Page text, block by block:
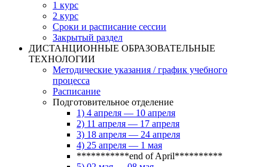
1 курс
2 курс
Сроки и расписание сессии
Закрытый раздел
ДИСТАНЦИОННЫЕ ОБРАЗОВАТЕЛЬНЫЕ
ТЕХНОЛОГИИ
Методические указания / график учебного
процесса
Расписание
Подготовительное отделение
1) 4 апреля — 10 апреля
2) 11 апреля — 17 апреля
3) 18 апреля — 24 апреля
4) 25 апреля — 1 мая
***********end of April**********